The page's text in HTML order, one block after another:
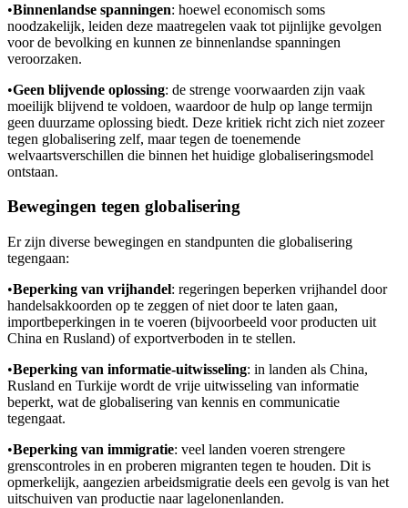
•Binnenlandse spanningen: hoewel economisch soms
noodzakelijk, leiden deze maatregelen vaak tot pijnlijke gevolgen
voor de bevolking en kunnen ze binnenlandse spanningen
veroorzaken.
•Geen blijvende oplossing: de strenge voorwaarden zijn vaak
moeilijk blijvend te voldoen, waardoor de hulp op lange termijn
geen duurzame oplossing biedt. Deze kritiek richt zich niet zozeer
tegen globalisering zelf, maar tegen de toenemende
welvaartsverschillen die binnen het huidige globaliseringsmodel
ontstaan.
Bewegingen tegen globalisering
Er zijn diverse bewegingen en standpunten die globalisering
tegengaan:
•Beperking van vrijhandel: regeringen beperken vrijhandel door
handelsakkoorden op te zeggen of niet door te laten gaan,
importbeperkingen in te voeren (bijvoorbeeld voor producten uit
China en Rusland) of exportverboden in te stellen.
•Beperking van informatie-uitwisseling: in landen als China,
Rusland en Turkije wordt de vrije uitwisseling van informatie
beperkt, wat de globalisering van kennis en communicatie
tegengaat.
•Beperking van immigratie: veel landen voeren strengere
grenscontroles in en proberen migranten tegen te houden. Dit is
opmerkelijk, aangezien arbeidsmigratie deels een gevolg is van het
uitschuiven van productie naar lagelonenlanden.